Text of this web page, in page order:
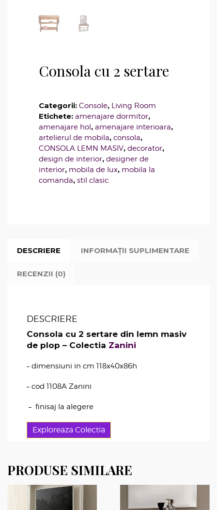
Consola cu 2 sertare
Categorii: Console, Living Room
Etichete: amenajare dormitor,
amenajare hol, amenajare interioara,
artelierul de mobila, consola,
CONSOLA LEMN MASIV, decorator,
design de interior, designer de
interior, mobila de lux, mobila la
comanda, stil clasic
DESCRIERE INFORMAȚII SUPLIMENTARE
RECENZII (0)
DESCRIERE
Consola cu 2 sertare din lemn masiv
de plop – Colectia Zanini
– dimensiuni in cm 118x40x86h
– cod 1108A Zanini
– finisaj la alegere
Exploreaza Colectia
PRODUSE SIMILARE